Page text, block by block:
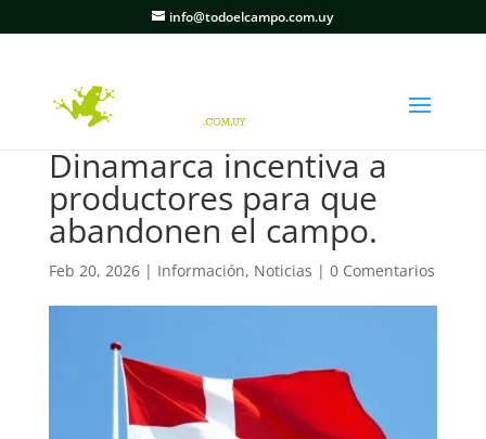
info@todoelcampo.com.uy
Dinamarca incentiva a
productores para que
abandonen el campo.
Feb 20, 2026| Información, Noticias | 0 Comentarios